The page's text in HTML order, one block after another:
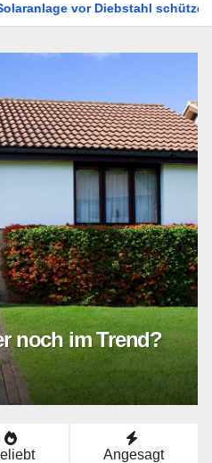
schützen? Was ist
Trend?
Angesagt